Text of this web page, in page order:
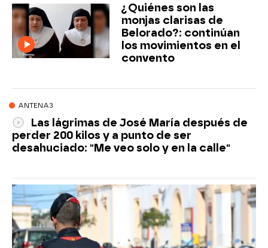
¿Quiénes son las
monjas clarisas de
Belorado?: continúan
los movimientos en el
convento
ANTENA3
Las lágrimas de José María después de
perder 200 kilos y a punto de ser
desahuciado: "Me veo solo y en la calle"